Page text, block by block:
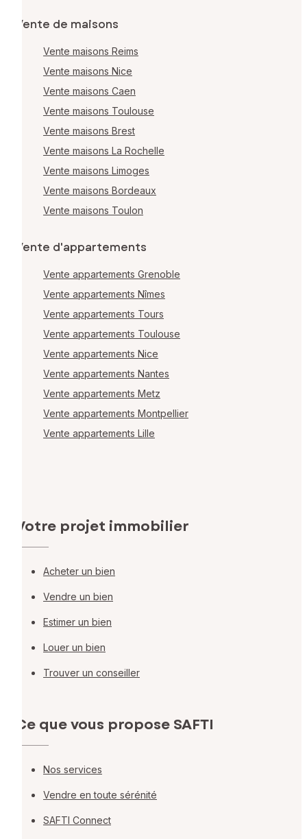
Vente de maisons
Vente maisons Reims
Vente maisons Nice
Vente maisons Caen
Vente maisons Toulouse
Vente maisons Brest
Vente maisons La Rochelle
Vente maisons Limoges
Vente maisons Bordeaux
Vente maisons Toulon
Vente d'appartements
Vente appartements Grenoble
Vente appartements Nîmes
Vente appartements Tours
Vente appartements Toulouse
Vente appartements Nice
Vente appartements Nantes
Vente appartements Metz
Vente appartements Montpellier
Vente appartements Lille
Votre projet immobilier
Acheter un bien
Vendre un bien
Estimer un bien
Louer un bien
Trouver un conseiller
Ce que vous propose SAFTI
Nos services
Vendre en toute sérénité
SAFTI Connect